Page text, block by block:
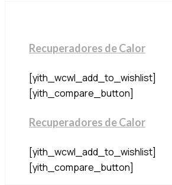
Recuperadores de Calor
[yith_wcwl_add_to_wishlist]
[yith_compare_button]
Recuperadores de Calor
[yith_wcwl_add_to_wishlist]
[yith_compare_button]